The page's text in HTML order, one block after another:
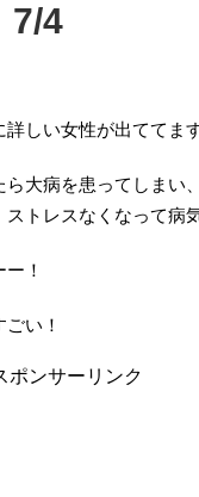
7/4
しい女性が出ててます
大病を患ってしまい
トレスなくなって病
！
い！
ポンサーリンク